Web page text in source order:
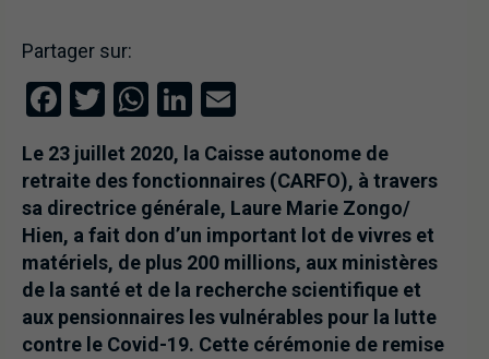
Partager sur:
Facebook
TwitterWhatsApp
LinkedIn
Le 23 juillet 2020, la Caisse autonome de
retraite des fonctionnaires (CARFO), à travers
sa directrice générale, Laure Marie Zongo/
Hien, a fait don d’un important lot de vivres et
matériels, de plus 200 millions, aux ministères
de la santé et de la recherche scientifique et
aux pensionnaires les vulnérables pour la lutte
contre le Covid-19. Cette cérémonie de remise